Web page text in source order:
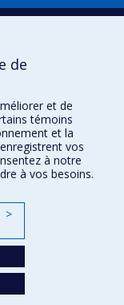
de
et de
témoins
et la
vos
à notre
à vos besoins.
>